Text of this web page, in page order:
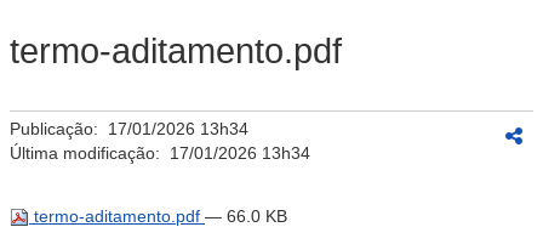
termo-aditamento.pdf
Publicação: 17/01/2026 13h34
Última modificação: 17/01/2026 13h34
termo-aditamento.pdf — 66.0 KB